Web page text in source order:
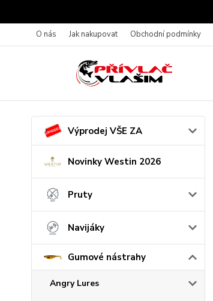
O nás Jak nakupovat Obchodní podmínky
Výprodej VŠE ZA
Novinky Westin 2026
Pruty
Navijáky
Gumové nástrahy
Angry Lures